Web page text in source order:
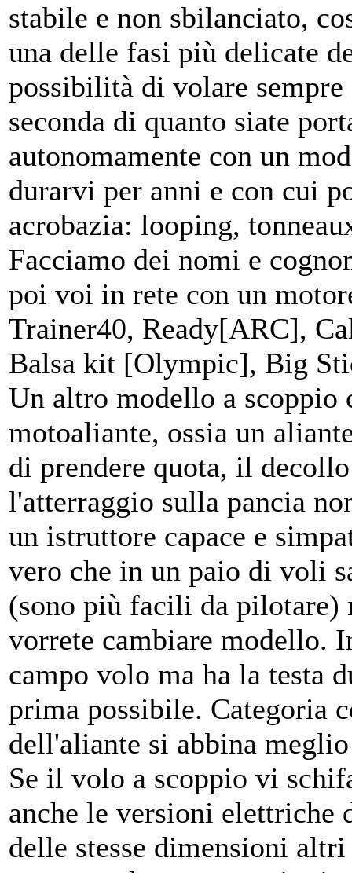
stabile e non sbilanciato,
una delle fasi più delicate
possibilità di volare
seconda di quanto siate
autonomamente con un
durarvi per anni e con cui
acrobazia: looping,
Facciamo dei nomi e
poi voi in rete con un
Trainer40, Ready[ARC],
Balsa kit [Olympic], Big
Un altro modello a scoppio
motoaliante, ossia un
di prendere quota, il
l'atterraggio sulla pancia
un istruttore capace e
vero che in un paio di voli
(sono più facili da pilotare)
vorrete cambiare modello.
campo volo ma ha la testa
prima possibile. Categoria
dell'aliante si abbina
Se il volo a scoppio vi
anche le versioni elettriche
delle stesse dimensioni